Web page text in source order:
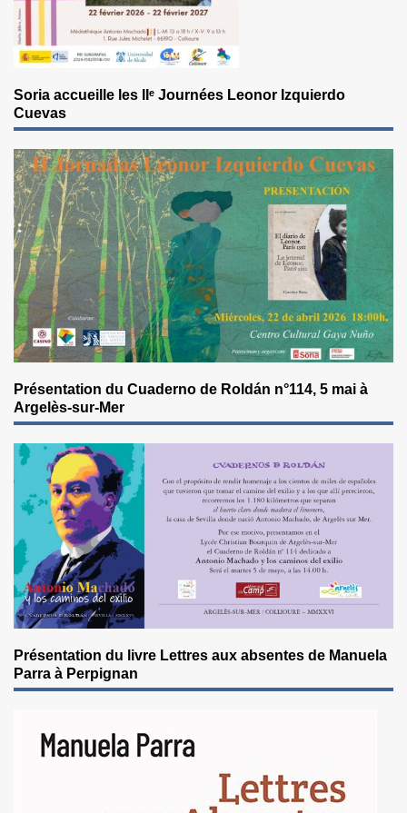
Soria accueille les IIᵉ Journées Leonor Izquierdo
Cuevas
Présentation du Cuaderno de Roldán n°114, 5 mai à
Argelès-sur-Mer
Présentation du livre Lettres aux absentes de Manuela
Parra à Perpignan